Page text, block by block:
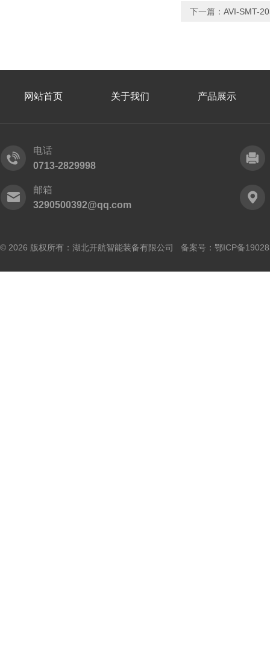
下一篇： AVI-SMT-
网站首页 关于我们 产品展示
电话
0713-2829998
邮箱
3290500392@qq.com
© 2026 版权所有：湖北开航智能装备有限公司 备案号： 鄂ICP备